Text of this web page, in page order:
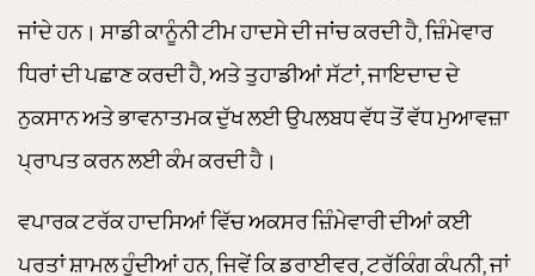
ਜਾਂਦੇ ਹਨ। ਸਾਡੀ ਕਾਨੂੰਨੀ ਟੀਮ ਹਾਦਸੇ ਦੀ ਜਾਂਚ ਕਰਦੀ ਹੈ, ਜ਼ਿੰਮੇਵਾਰ
ਧਿਰਾਂ ਦੀ ਪਛਾਣ ਕਰਦੀ ਹੈ, ਅਤੇ ਤੁਹਾਡੀਆਂ ਸੱਟਾਂ, ਜਾਇਦਾਦ ਦੇ
ਨੁਕਸਾਨ ਅਤੇ ਭਾਵਨਾਤਮਕ ਦੁੱਖ ਲਈ ਉਪਲਬਧ ਵੱਧ ਤੋਂ ਵੱਧ ਮੁਆਵਜ਼ਾ
ਪ੍ਰਾਪਤ ਕਰਨ ਲਈ ਕੰਮ ਕਰਦੀ ਹੈ।
ਵਪਾਰਕ ਟਰੱਕ ਹਾਦਸਿਆਂ ਵਿੱਚ ਅਕਸਰ ਜ਼ਿੰਮੇਵਾਰੀ ਦੀਆਂ ਕਈ
ਪਰਤਾਂ ਸ਼ਾਮਲ ਹੁੰਦੀਆਂ ਹਨ, ਜਿਵੇਂ ਕਿ ਡਰਾਈਵਰ, ਟਰੱਕਿੰਗ ਕੰਪਨੀ, ਜਾਂ